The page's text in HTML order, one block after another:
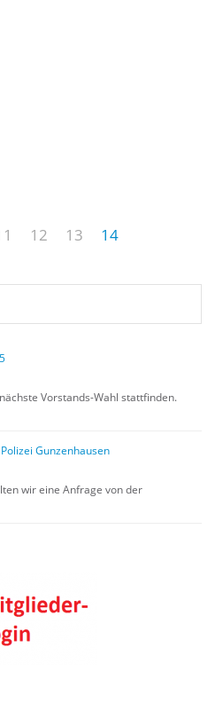
12 13 14
Vorstands-Wahl stattfinden.
Gunzenhausen
wir eine Anfrage von der